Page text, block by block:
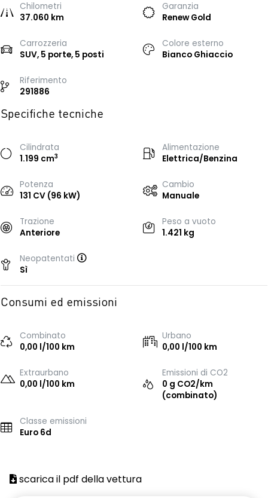
Chilometri
37.060 km
Garanzia
Renew Gold
Carrozzeria
SUV, 5 porte, 5 posti
Colore esterno
Bianco Ghiaccio
Riferimento
291886
Specifiche tecniche
Cilindrata
1.199 cm3
Alimentazione
Elettrica/Benzina
Potenza
131 CV (96 kW)
Cambio
Manuale
Trazione
Anteriore
Peso a vuoto
1.421 kg
Neopatentati
Sì
Consumi ed emissioni
Combinato
0,00 l/100 km
Urbano
0,00 l/100 km
Extraurbano
0,00 l/100 km
Emissioni di CO2
0 g CO2/km
(combinato)
Classe emissioni
Euro 6d
scarica il pdf della vettura